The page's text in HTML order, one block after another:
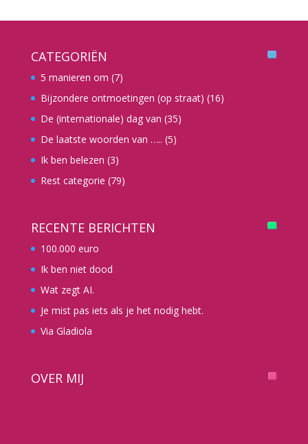
CATEGORIËN
5 manieren om (7)
Bijzondere ontmoetingen (op straat) (16)
De (internationale) dag van (35)
De laatste woorden van ….. (5)
Ik ben belezen (3)
Rest categorie (79)
RECENTE BERICHTEN
100.000 euro
Ik ben niet dood
Wat zegt AI.
Je mist pas iets als je het nodig hebt.
Via Gladiola
OVER MIJ